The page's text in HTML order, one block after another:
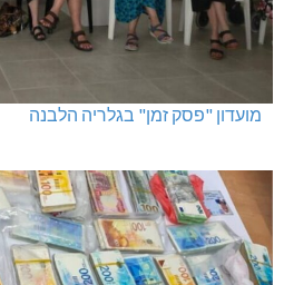
מועדון "פסק זמן" בגלריה הלבנה